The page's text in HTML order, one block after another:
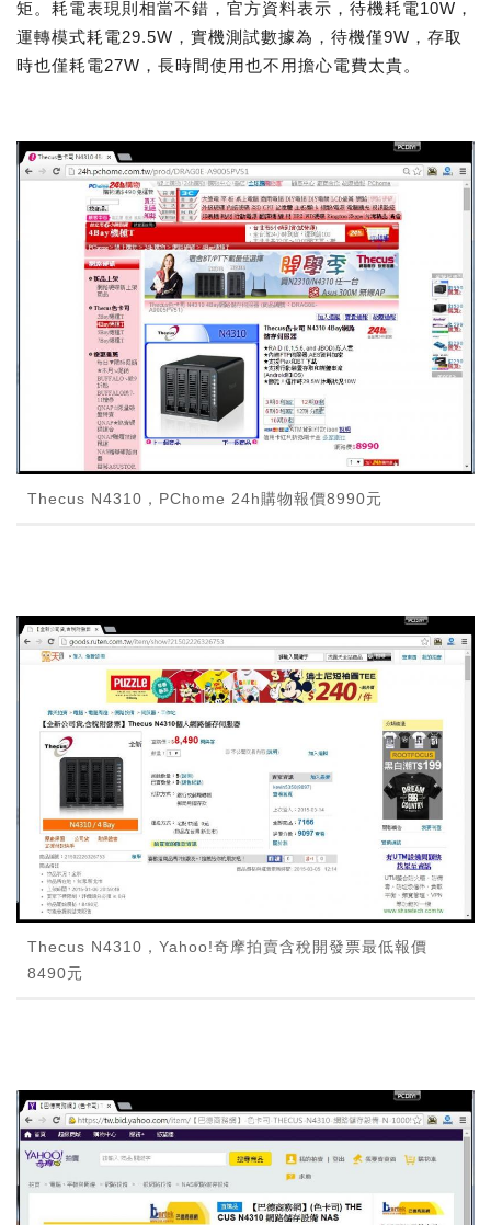
矩。耗電表現則相當不錯，官方資料表示，待機耗電10W，
運轉模式耗電29.5W，實機測試數據為，待機僅9W，存取
時也僅耗電27W，長時間使用也不用擔心電費太貴。
Thecus N4310，PChome 24h購物報價8990元
Thecus N4310，Yahoo!奇摩拍賣含稅開發票最低報價
8490元